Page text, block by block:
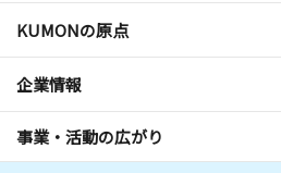
KUMONの原点
企業情報
事業・活動の広がり